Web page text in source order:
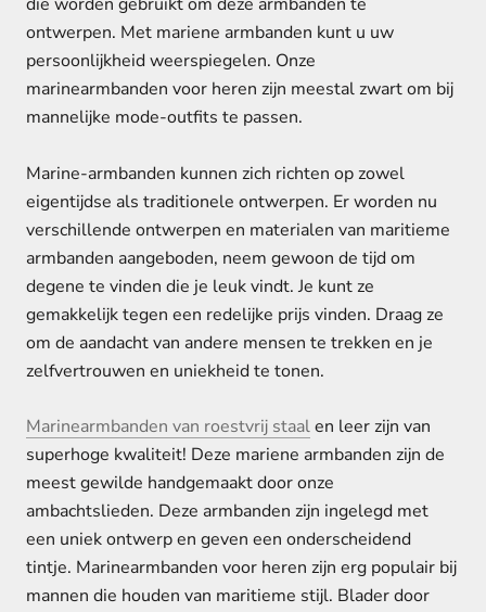
ontwerpen. Met mariene armbanden kunt u uw
persoonlijkheid weerspiegelen. Onze
marinearmbanden voor heren zijn meestal zwart om bij
mannelijke mode-outfits te passen.
Marine-armbanden kunnen zich richten op zowel
eigentijdse als traditionele ontwerpen. Er worden nu
verschillende ontwerpen en materialen van maritieme
armbanden aangeboden, neem gewoon de tijd om
degene te vinden die je leuk vindt. Je kunt ze
gemakkelijk tegen een redelijke prijs vinden. Draag ze
om de aandacht van andere mensen te trekken en je
zelfvertrouwen en uniekheid te tonen.
Marinearmbanden van roestvrij staalen leer zijn van
superhoge kwaliteit! Deze mariene armbanden zijn de
meest gewilde handgemaakt door onze
ambachtslieden. Deze armbanden zijn ingelegd met
een uniek ontwerp en geven een onderscheidend
tintje. Marinearmbanden voor heren zijn erg populair bij
mannen die houden van maritieme stijl. Blader door